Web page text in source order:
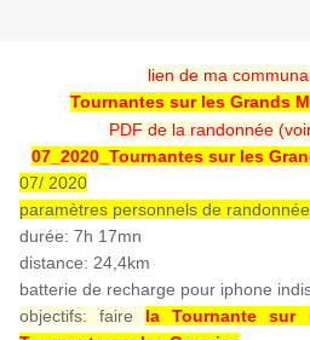
lien de ma
Tournantes sur les Grands
PDF de la randonnée
07_2020_Tournantes sur les
07/ 2020
paramètres personnels de
durée: 7h 17mn
distance: 24,4km
batterie de recharge pour iphone
objectifs: faire la Tournante sur